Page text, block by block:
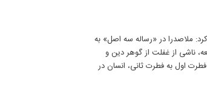
ملاصدرا در «رساله سه اصل» به
ناشی از غفلت از گوهر دین و
اول به فطرت ثانی، انسان در